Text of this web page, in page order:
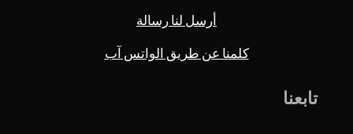
أرسل لنا رسالة
كلمنا عن طريق الواتس آب
تابعنا